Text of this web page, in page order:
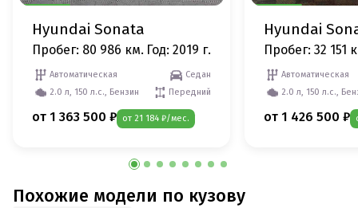
Hyundai Sonata
Пробег: 80 986 км. Год: 2019 г.
Автоматическая
Седан
2.0 л, 150 л.с., Бензин
Передний
от 1 363 500 ₽ от 21 184 ₽/мес.
Hyundai
Пробег: 32 151
Автоматическая
2.0 л, 150 л.с.,
от 1 426 500 ₽
Похожие модели по кузову